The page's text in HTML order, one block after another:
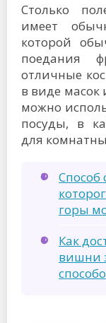
Столько
имеет
которой
поедания
отличные
в виде масок
можно
посуды, в
для
Способ
горы
Как
вишни